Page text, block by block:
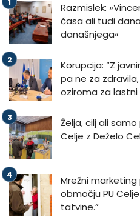
Razmislek:
časa ali tudi
današnjega«
Korupcija: “Z
pa ne za
oziroma za lastni
Želja, cilj ali
Celje z Deželo
Mrežni marketing
območju PU
tatvine.”